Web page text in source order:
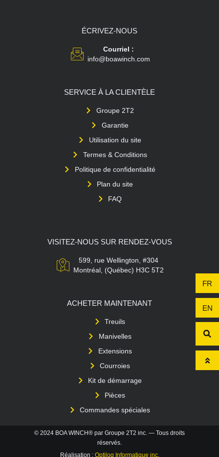
ÉCRIVEZ-NOUS
Courriel :
info@boawinch.com
SERVICE À LA CLIENTÈLE
Groupe 2T2
Garantie
Utilisation du site
Termes & Conditions
Politique de confidentialité
Plan du site
FAQ
VISITEZ-NOUS SUR RENDEZ-VOUS
599, rue Wellington, #304
Montréal, (Québec) H3C 5T2
ACHETER MAINTENANT
Treuils
Manivelles
Extensions
Courroies
Kit de démarrage
Pièces
Commandes spéciales
© 2024 BOA WINCH® par Groupe 2T2 inc. — Tous droits
réservés.
Réalisation : Optilog Informatique inc.
FR
EN